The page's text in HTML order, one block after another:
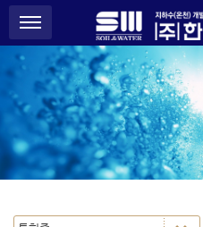
메뉴
S
P
o
m
o
i